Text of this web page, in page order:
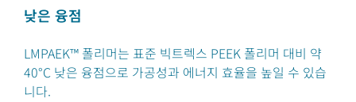
낮은 융점
LMPAEK™ 폴리머는 표준 빅트렉스 PEEK 폴리머 대비 약
40°C 낮은 융점으로 가공성과 에너지 효율을 높일 수 있습
니다.